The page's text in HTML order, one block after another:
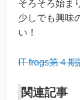
そろそろ始ま
少しでも興味
い！
IT frogs第４
関連記事